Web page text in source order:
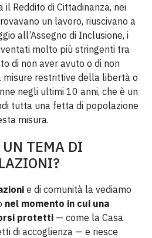
il Reddito di Cittadinanza, nei
un lavoro, riuscivano a
all’Assegno di Inclusione, i
molto più stringenti tra
di non aver avuto o di non
restrittive della libertà o
negli ultimi 10 anni, che è un
tutta una fetta di popolazione
misura.
UN TEMA DI
e di comunità la vediamo
nel momento in cui una
protetti — come la Casa
di accoglienza — e riesce